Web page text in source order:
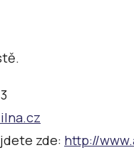
zde: http://